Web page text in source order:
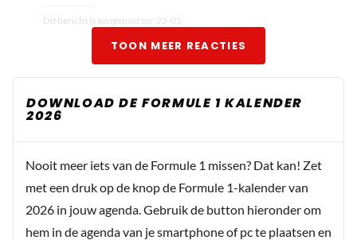
Dit bericht is aangepast op: 23-05
TOON MEER REACTIES
DOWNLOAD DE FORMULE 1 KALENDER
2026
Nooit meer iets van de Formule 1 missen? Dat kan! Zet
met een druk op de knop de Formule 1-kalender van
2026 in jouw agenda. Gebruik de button hieronder om
hem in de agenda van je smartphone of pc te plaatsen en